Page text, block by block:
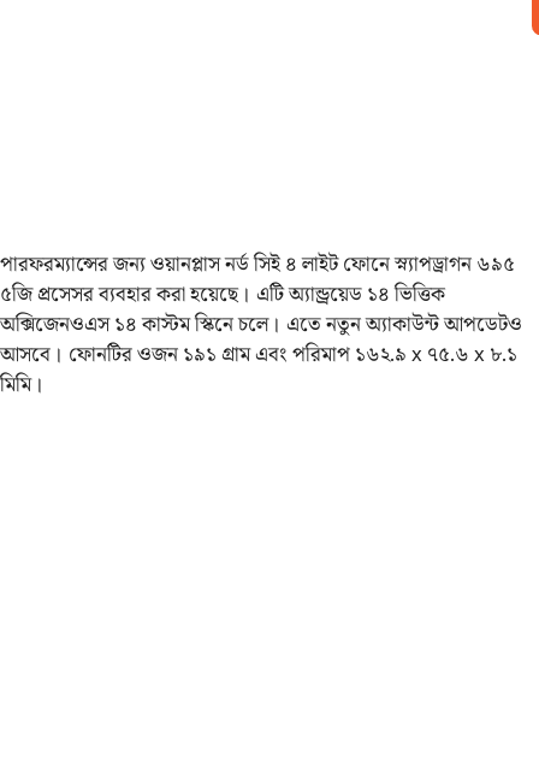
পারফরম্যান্সের জন্য ওয়ানপ্লাস নর্ড সিই ৪ লাইট ফোনে স্ন্যাপড্রাগন ৬৯৫
৫জি প্রসেসর ব্যবহার করা হয়েছে। এটি অ্যান্ড্রয়েড ১৪ ভিত্তিক
অক্সিজেনওএস ১৪ কাস্টম স্কিনে চলে। এতে নতুন অ্যাকাউন্ট আপডেটও
আসবে। ফোনটির ওজন ১৯১ গ্রাম এবং পরিমাপ ১৬২.৯ x ৭৫.৬ x ৮.১
মিমি।